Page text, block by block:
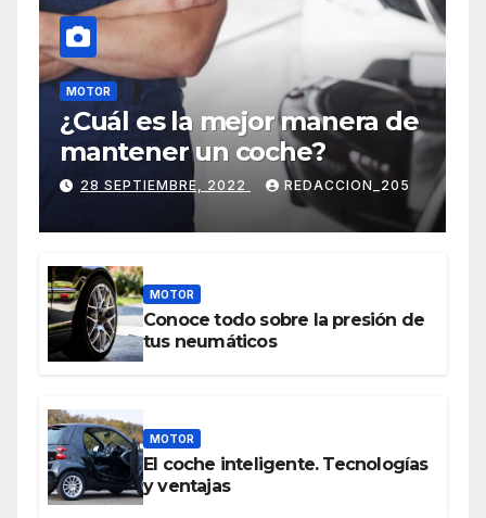
MOTOR
¿Cuál es la mejor manera de
mantener un coche?
28 SEPTIEMBRE, 2022 REDACCION_205
MOTOR
Conoce todo sobre la presión de
tus neumáticos
MOTOR
El coche inteligente. Tecnologías
y ventajas